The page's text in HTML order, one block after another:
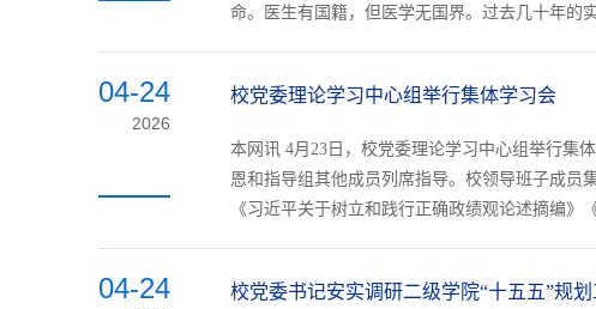
命。医生有国籍，但医学无国界。过去几十年的
04-24
2026
校党委理论学习中心组举行集体学习会
本网讯 4月23日，校党委理论学习中心组举行集
恩和指导组其他成员列席指导。校领导班子成员
《习近平关于树立和践行正确政绩观论述摘编》
04-24 校党委书记安实调研二级学院“十五五”规